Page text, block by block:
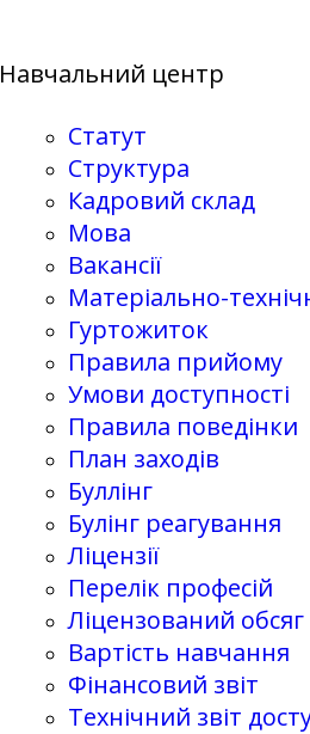
Навчальний центр
Статут
Структура
Кадровий склад
Мова
Вакансії
Матеріально-
Гуртожиток
Правила прийому
Умови доступності
Правила поведінки
План заходів
Буллінг
Булінг реагування
Ліцензії
Перелік професій
Ліцензований обсяг
Вартість навчання
Фінансовий звіт
Технічний звіт